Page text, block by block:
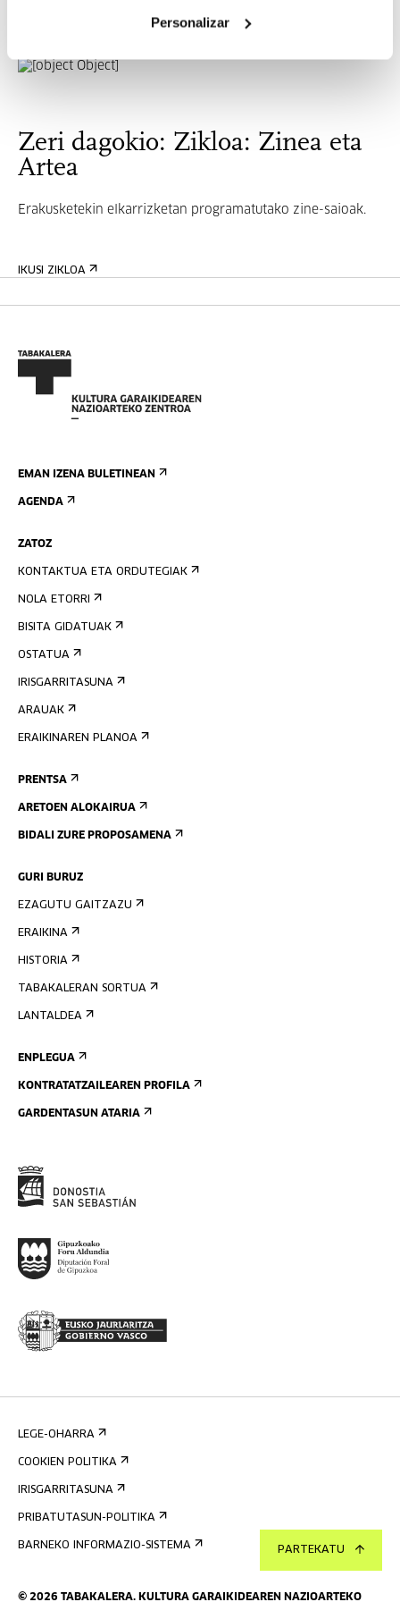
Personalizar
Zeri dagokio: Zikloa: Zinea eta
Artea
Erakusketekin elkarrizketan programatutako zine-saioak.
IKUSI ZIKLOA
PARTEKATU
EMAN IZENA BULETINEAN
AGENDA
ZATOZ
KONTAKTUA ETA ORDUTEGIAK
NOLA ETORRI
BISITA GIDATUAK
OSTATUA
IRISGARRITASUNA
ARAUAK
ERAIKINAREN PLANOA
PRENTSA
ARETOEN ALOKAIRUA
BIDALI ZURE PROPOSAMENA
GURI BURUZ
EZAGUTU GAITZAZU
ERAIKINA
HISTORIA
TABAKALERAN SORTUA
LANTALDEA
ENPLEGUA
KONTRATATZAILEAREN PROFILA
GARDENTASUN ATARIA
© 2026 TABAKALERA. KULTURA GARAIKIDEAREN NAZIOARTEKO
LEGE-OHARRA
COOKIEN POLITIKA
IRISGARRITASUNA
PRIBATUTASUN-POLITIKA
BARNEKO INFORMAZIO-SISTEMA